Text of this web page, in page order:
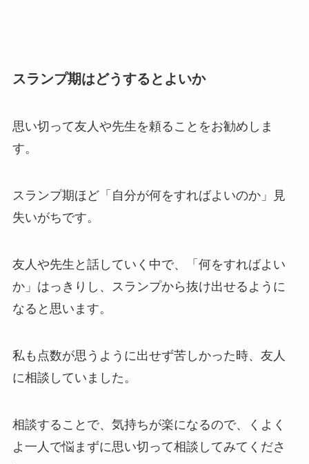
スランプ期はどうするとよいか
思い切って友人や先生を頼ることをお勧めしま
す。
スランプ期ほど「自分が何をすればよいのか」見
失いがちです。
友人や先生と話していく中で、「何をすればよい
か」はっきりし、スランプから抜け出せるように
なると思います。
私も点数が思うように出せず苦しかった時、友人
に相談していました。
相談することで、気持ちが楽になるので、くよく
よ一人で悩まずに思い切って相談してみてくださ